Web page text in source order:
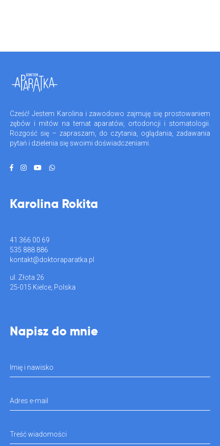
Cześć! Jestem Karolina i zawodowo zajmuję się prostowaniem
zębów i mitów na temat aparatów, ortodoncji i stomatologii.
Rozgość się – zapraszam, do czytania, oglądania, zadawania
pytań i dzielenia się swoimi doświadczeniami.
Karolina Rokita
41 366 00 69
535 888 886
kontakt@doktoraparatka.pl
ul. Złota 26
25-015 Kielce, Polska
Napisz do mnie
Imię i nawisko
Adres e-mail
Treść wiadomości